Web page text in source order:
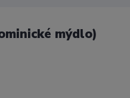
mýdlo)